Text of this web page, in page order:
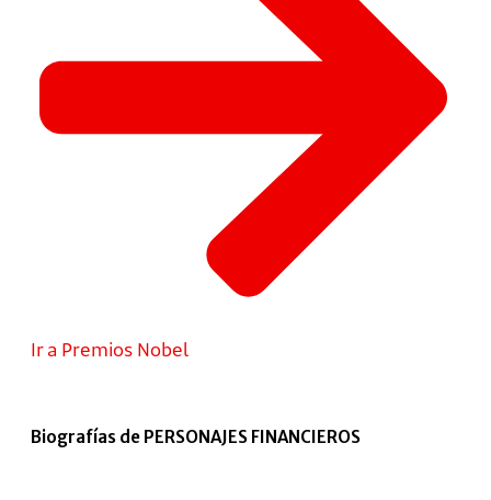
Ir a Premios Nobel
Biografías de PERSONAJES FINANCIEROS